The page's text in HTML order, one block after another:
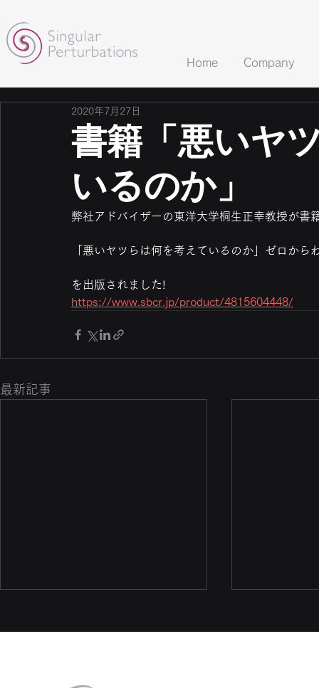
Home Company
書籍「悪いヤ
いるのか」
2020年7月27日
弊社アドバイザーの東洋大学桐生正幸教授が書
「悪いヤツらは何を考えているのか」ゼロから
を出版されました!
https://www.sbcr.jp/product/4815604448/
最新記事
「Digital X Solution